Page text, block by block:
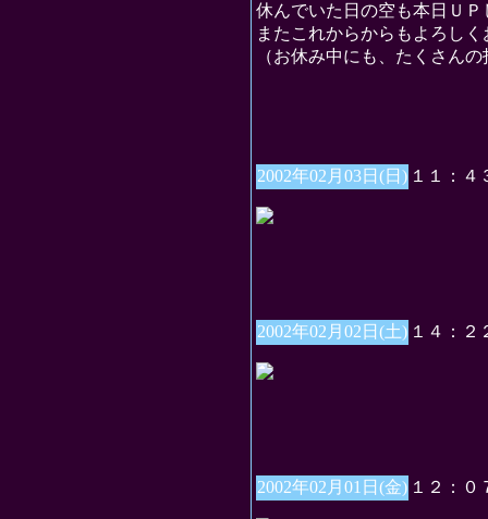
休んでいた日の空も本日ＵＰ
またこれからからもよろし
（お休み中にも、たくさん
2002年02月03日(日) １１：４
2002年02月02日(土) １４：２
2002年02月01日(金) １２：０